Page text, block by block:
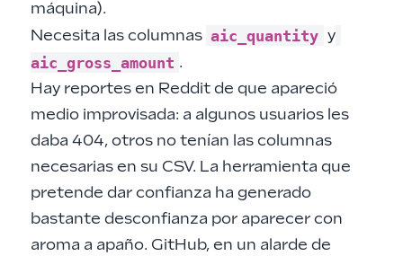
máquina).
Necesita las columnas aic_quantity y
aic_gross_amount .
Hay reportes en Redditde que apareció
medio improvisada: a algunos usuarios les
daba 404, otros no tenían las columnas
necesarias en su CSV. La herramienta que
pretende dar confianza ha generado
bastante desconfianza por aparecer con
aroma a apaño. GitHub, en un alarde de